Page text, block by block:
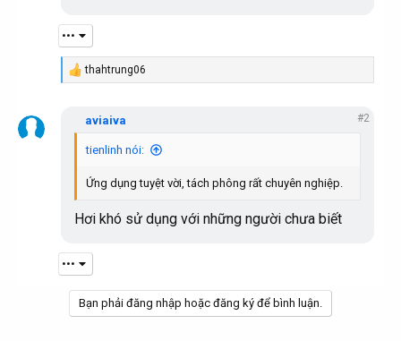
•••
R
thahtrung06
aviaiva #2
tienlinh nói:
Ứng dụng tuyệt vời, tách phông rất chuyên nghiệp.
Hơi khó sử dụng với những người chưa biết
•••
Bạn phải đăng nhập hoặc đăng ký để bình luận.